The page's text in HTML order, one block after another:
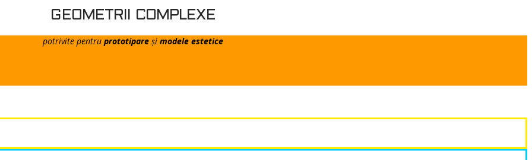
GEOMETRII COMPLEXE
potrivite pentru prototipare și modele estetice